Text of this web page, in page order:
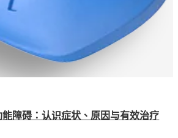
障碍：认识症状、原因与有效治疗